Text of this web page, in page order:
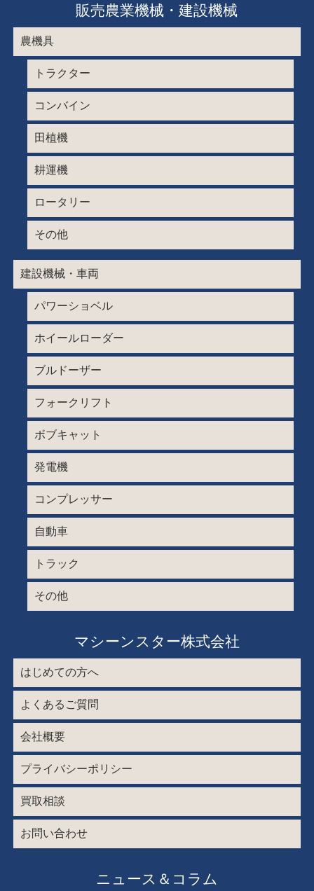
販売農業機械・建設機械
農機具
トラクター
コンバイン
田植機
耕運機
ロータリー
その他
建設機械・車両
パワーショベル
ホイールローダー
ブルドーザー
フォークリフト
ボブキャット
発電機
コンプレッサー
自動車
トラック
その他
マシーンスター株式会社
はじめての方へ
よくあるご質問
会社概要
プライバシーポリシー
買取相談
お問い合わせ
ニュース＆コラム